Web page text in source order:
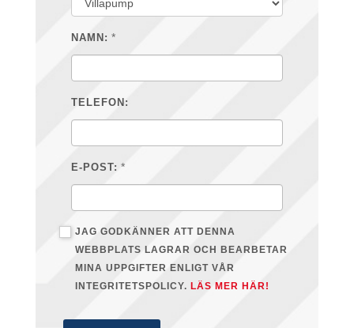
NAMN: *
TELEFON:
E-POST: *
JAG GODKÄNNER ATT DENNA
WEBBPLATS LAGRAR OCH BEARBETAR
MINA UPPGIFTER ENLIGT VÅR
INTEGRITETSPOLICY. LÄS MER HÄR!